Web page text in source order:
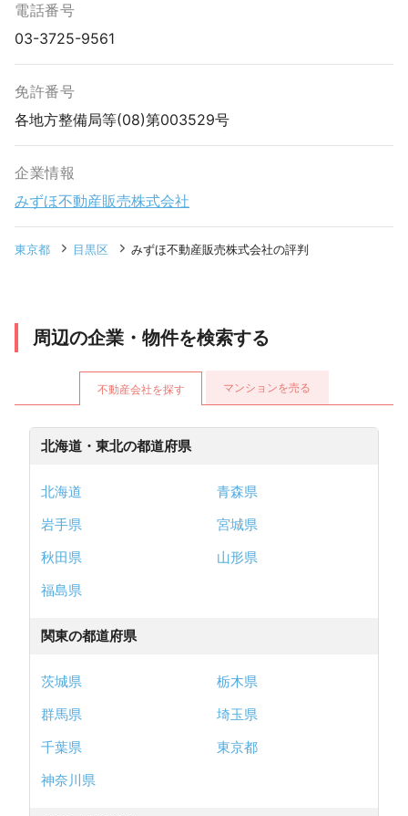
電話番号
03-3725-9561
免許番号
各地方整備局等(08)第003529号
企業情報
みずほ不動産販売株式会社
東京都 目黒区 みずほ不動産販売株式会社の評判
周辺の企業・物件を検索する
不動産会社を探す マンションを売る
北海道・東北の都道府県
北海道
青森県
岩手県
宮城県
秋田県
山形県
福島県
関東の都道府県
茨城県
栃木県
群馬県
埼玉県
千葉県
東京都
神奈川県